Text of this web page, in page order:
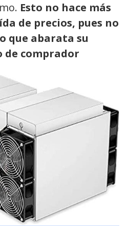
Esto no hace más
de precios, pues no
que abarata su
de comprador